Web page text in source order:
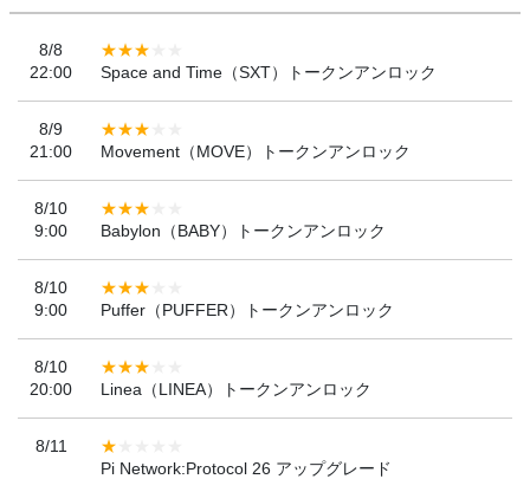
8/8
22:00
Space and Time（SXT）トークンアンロック
8/9
21:00
Movement（MOVE）トークンアンロック
8/10
9:00
Babylon（BABY）トークンアンロック
8/10
9:00
Puffer（PUFFER）トークンアンロック
8/10
20:00
Linea（LINEA）トークンアンロック
8/11
Pi Network:Protocol 26 アップグレード